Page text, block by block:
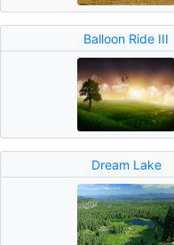
Balloon Ride III
Dream Lake